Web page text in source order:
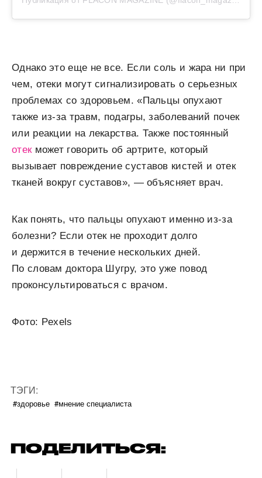
Однако это еще не все. Если соль и жара ни при
чем, отеки могут сигнализировать о серьезных
проблемах со здоровьем. «Пальцы опухают
также из-за травм, подагры, заболеваний почек
или реакции на лекарства. Также постоянный
отекможет говорить об артрите, который
вызывает повреждение суставов кистей и отек
тканей вокруг суставов», — объясняет врач.
Как понять, что пальцы опухают именно из-за
болезни? Если отек не проходит долго
и держится в течение нескольких дней.
По словам доктора Шугру, это уже повод
проконсультироваться с врачом.
Фото: Pexels
ТЭГИ:
#здоровье #мнение специалиста
ПОДЕЛИТЬСЯ: